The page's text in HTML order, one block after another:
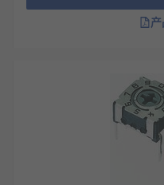
调整参数。
属于硬件级配置元
定直接作用于电路，
体积小巧，采用双
PCB电路板上，节
操作直观，通过拨